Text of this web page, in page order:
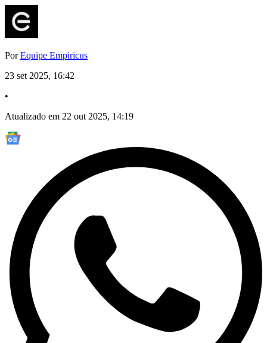
PorEquipe Empiricus
23 set 2025, 16:42
•
Atualizado em 22 out 2025, 14:19